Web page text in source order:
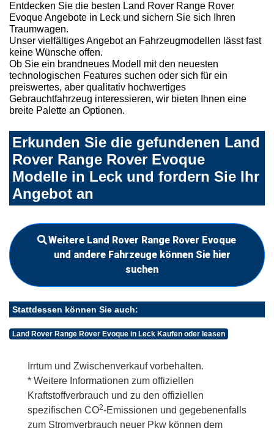
Entdecken Sie die besten Land Rover Range Rover
Evoque Angebote in Leck und sichern Sie sich Ihren
Traumwagen.
Unser vielfältiges Angebot an Fahrzeugmodellen lässt fast
keine Wünsche offen.
Ob Sie ein brandneues Modell mit den neuesten
technologischen Features suchen oder sich für ein
preiswertes, aber qualitativ hochwertiges
Gebrauchtfahrzeug interessieren, wir bieten Ihnen eine
breite Palette an Optionen.
Erkunden Sie die gefundenen Land
Rover Range Rover Evoque
Modelle in Leck und fordern Sie Ihr
Angebot an
Weitere Land Rover Range Rover Evoque
und andere Fahrzeuge können Sie hier
suchen
Stattdessen können Sie auch:
Land Rover Range Rover Evoque in Leck Kaufen oder leasen
Irrtum und Zwischenverkauf vorbehalten.
* Weitere Informationen zum offiziellen
Kraftstoffverbrauch und zu den offiziellen
spezifischen CO2-Emissionen und gegebenenfalls
zum Stromverbrauch neuer Pkw können dem